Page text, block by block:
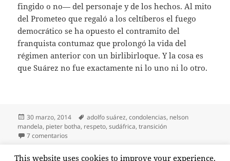
fingido o no— del personaje y de los hechos. Al mito
del Prometeo que regaló a los celtíberos el fuego
democrático se ha opuesto el contramito del
franquista contumaz que prolongó la vida del
régimen anterior con un birlibirloque. Y la cosa es
que Suárez no fue exactamente ni lo uno ni lo otro.
Publicado
el
30 marzo, 2014 Etiquetas
adolfo suárez,condolencias, nelson
mandela, pieter botha, respeto,sudáfrica,transición
7 comentarios
Paginación
This website uses cookies to improve your experience.